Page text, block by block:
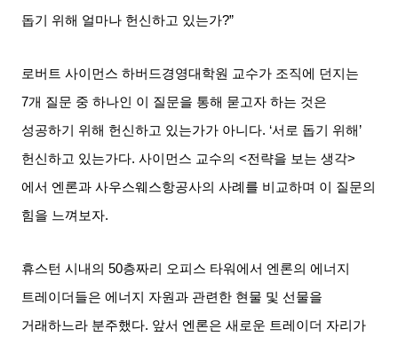
돕기 위해 얼마나 헌신하고 있는가?”
로버트 사이먼스 하버드경영대학원 교수가 조직에 던지는
7개 질문 중 하나인 이 질문을 통해 묻고자 하는 것은
성공하기 위해 헌신하고 있는가가 아니다. ‘서로 돕기 위해 ’
헌신하고 있는가다.사이먼스 교수의 <전략을 보는 생각>
에서 엔론과 사우스웨스항공사의 사례를 비교하며 이 질문의
힘을 느껴보자.
휴스턴 시내의 50층짜리 오피스 타워에서 엔론의 에너지
트레이더들은 에너지 자원과 관련한 현물 및 선물을
거래하느라 분주했다. 앞서 엔론은 새로운 트레이더 자리가